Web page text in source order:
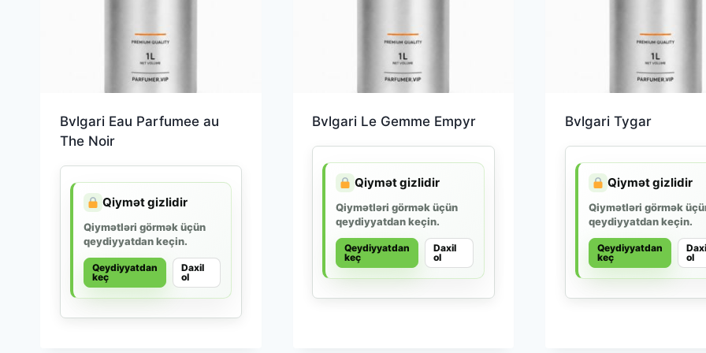
Bvlgari Eau Parfumee au
The Noir
Qiymət gizlidir
Qiymətləri görmək üçün
qeydiyyatdan keçin.
Qeydiyyatdan
keç
Daxil
ol
Bvlgari Le Gemme Empyr
Qiymət gizlidir
Qiymətləri görmək üçün
qeydiyyatdan keçin.
Qeydiyyatdan
keç
Daxil
ol
Bvlgari Tygar
Qiymət gizlidir
Qiymətləri görmək
qeydiyyatdan keçin.
Qeydiyyatdan
keç
ol